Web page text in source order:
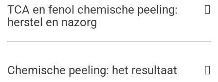
TCA en fenol chemische peeling:
herstel en nazorg
Chemische peeling: het resultaat